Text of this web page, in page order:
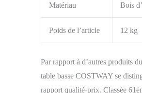
pour
Matériau Bois
Poids de l’article 12 kg
Par rapport à d’autres produits
table basse COSTWAY se
rapport qualité-prix. Classée